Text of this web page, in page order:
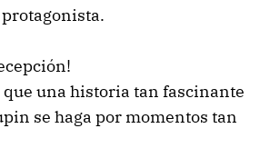
que una historia tan fascinante
se haga por momentos tan